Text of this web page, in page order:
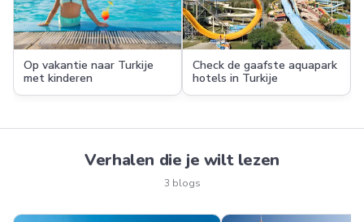
Op vakantie naar Turkije
met kinderen
Check de gaafste aquapark
hotels in Turkije
Verhalen die je wilt lezen
3 blogs